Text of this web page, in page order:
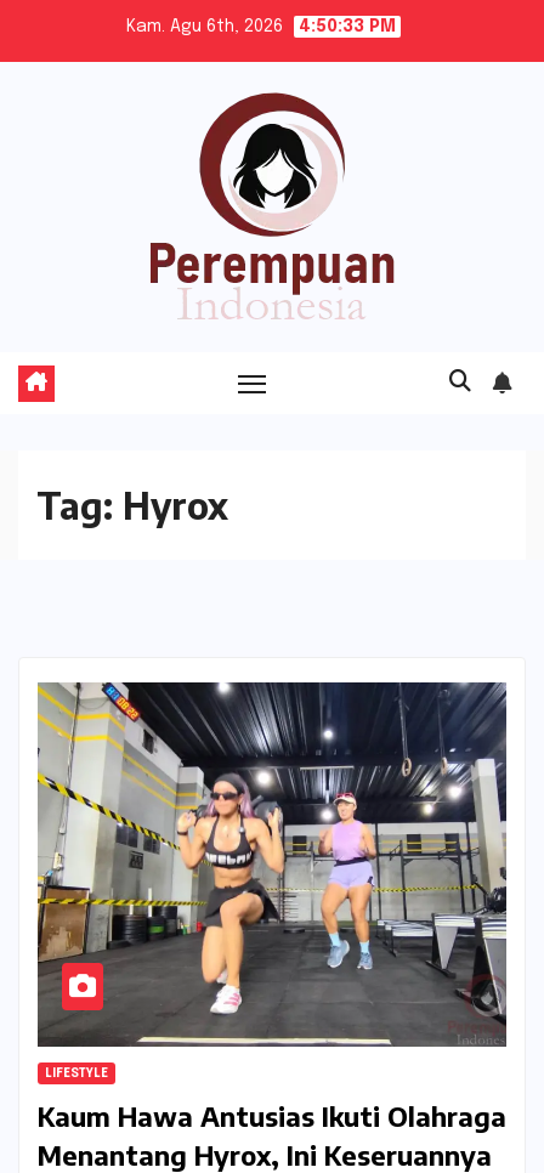
Kam. Agu 6th, 2026 4:50:34 PM
Tag: Hyrox
LIFESTYLE
Kaum Hawa Antusias Ikuti Olahraga
Menantang Hyrox, Ini Keseruannya